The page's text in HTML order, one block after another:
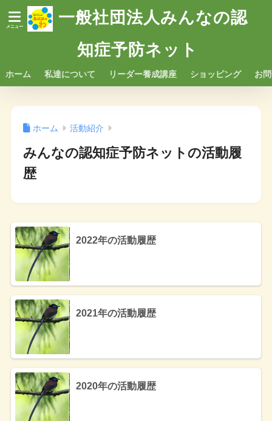
一般社団法人みんなの認
知症予防ネット
ホーム 私達について リーダー養成講座 ショッピング お
ホーム 活動紹介
みんなの認知症予防ネットの活動履
歴
2022年の活動履歴
2021年の活動履歴
2020年の活動履歴